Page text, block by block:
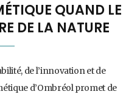
QUAND LE
DE LA NATURE
de l’innovation et de
d’Ombréol promet de